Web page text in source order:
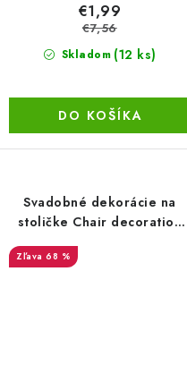
Skladom (12 ks)
€1,99
€7,56
DO KOŠÍKA
Svadobné dekorácie na
stoličke Chair decoration
68 %